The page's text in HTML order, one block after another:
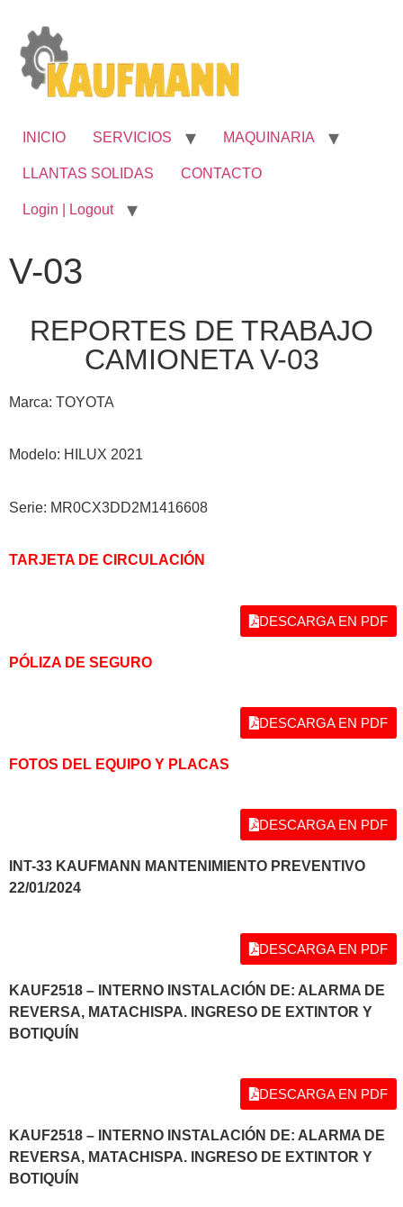
INICIO SERVICIOS MAQUINARIA
LLANTAS SOLIDAS CONTACTO
Login | Logout
V-03
REPORTES DE TRABAJO
CAMIONETA V-03
Marca: TOYOTA
Modelo: HILUX 2021
Serie: MR0CX3DD2M1416608
TARJETA DE CIRCULACIÓN
DESCARGA EN PDF
PÓLIZA DE SEGURO
DESCARGA EN PDF
FOTOS DEL EQUIPO Y PLACAS
DESCARGA EN PDF
INT-33 KAUFMANN MANTENIMIENTO PREVENTIVO
22/01/2024
DESCARGA EN PDF
KAUF2518 – INTERNO INSTALACIÓN DE: ALARMA DE
REVERSA, MATACHISPA. INGRESO DE EXTINTOR Y
BOTIQUÍN
DESCARGA EN PDF
KAUF2518 – INTERNO INSTALACIÓN DE: ALARMA DE
REVERSA, MATACHISPA. INGRESO DE EXTINTOR Y
BOTIQUÍN